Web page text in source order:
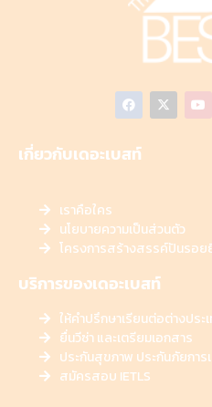
เกี่ยวกับเดอะเบสท์
เราคือใคร
นโยบายความเป็นส่วนตัว
โครงการสร้างสรรค์ปันรอย
บริการของเดอะเบสท์
ให้คำปรึกษาเรียนต่อต่างประ
ยื่นวีซ่า และเตรียมเอกสาร
ประกันสุขภาพ ประกันภัยการ
สมัครสอบ IETLS